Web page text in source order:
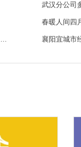
公安经济开发区铁路专用线配套工程项目煤炭装卸运输系统工程总承包（EPC）启动会及第一次技术对接会成功召开
武汉分公司
春暖人间四